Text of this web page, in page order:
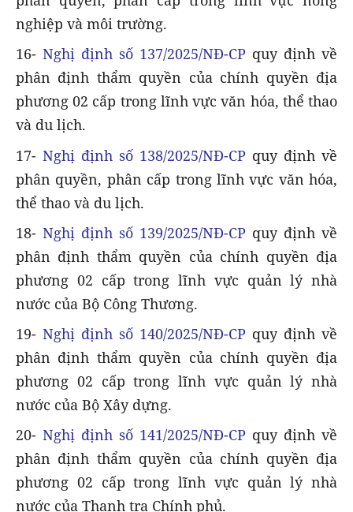
nghiệp và môi trường.
16- Nghị định số 137/2025/NĐ-CP quy định về
phân định thẩm quyền của chính quyền địa
phương 02 cấp trong lĩnh vực văn hóa, thể thao
và du lịch.
17- Nghị định số 138/2025/NĐ-CP quy định về
phân quyền, phân cấp trong lĩnh vực văn hóa,
thể thao và du lịch.
18- Nghị định số 139/2025/NĐ-CP quy định về
phân định thẩm quyền của chính quyền địa
phương 02 cấp trong lĩnh vực quản lý nhà
nước của Bộ Công Thương.
19- Nghị định số 140/2025/NĐ-CP quy định về
phân định thẩm quyền của chính quyền địa
phương 02 cấp trong lĩnh vực quản lý nhà
nước của Bộ Xây dựng.
20- Nghị định số 141/2025/NĐ-CP quy định về
phân định thẩm quyền của chính quyền địa
phương 02 cấp trong lĩnh vực quản lý nhà
nước của Thanh tra Chính phủ.